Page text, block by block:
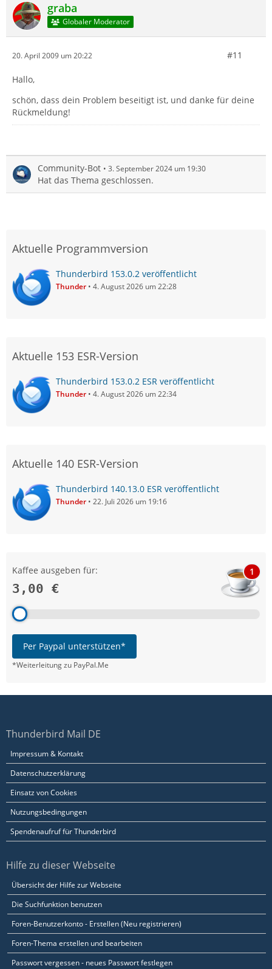
graba
Globaler Moderator
20. April 2009 um 20:22 #11
Hallo,
schön, dass dein Problem beseitigt ist, und danke für deine
Rückmeldung!
Community-Bot 3. September 2024 um 19:30
Hat das Thema geschlossen.
Aktuelle Programmversion
Thunderbird 153.0.2 veröffentlicht
Thunder 4. August 2026 um 22:28
Aktuelle 153 ESR-Version
Thunderbird 153.0.2 ESR veröffentlicht
Thunder 4. August 2026 um 22:34
Aktuelle 140 ESR-Version
Thunderbird 140.13.0 ESR veröffentlicht
Thunder 22. Juli 2026 um 19:16
Kaffee ausgeben für:
3,00 €
1
Per Paypal unterstützen*
*Weiterleitung zu PayPal.Me
Thunderbird Mail DE
Impressum & Kontakt
Datenschutzerklärung
Einsatz von Cookies
Nutzungsbedingungen
Spendenaufruf für Thunderbird
Hilfe zu dieser Webseite
Übersicht der Hilfe zur Webseite
Die Suchfunktion benutzen
Foren-Benutzerkonto - Erstellen (Neu registrieren)
Foren-Thema erstellen und bearbeiten
Passwort vergessen - neues Passwort festlegen